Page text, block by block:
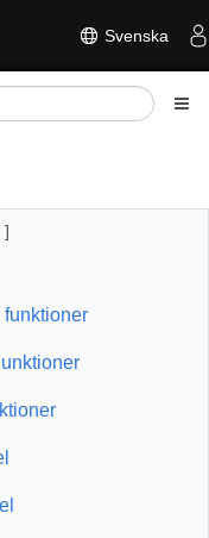
Svenska
]
funktioner